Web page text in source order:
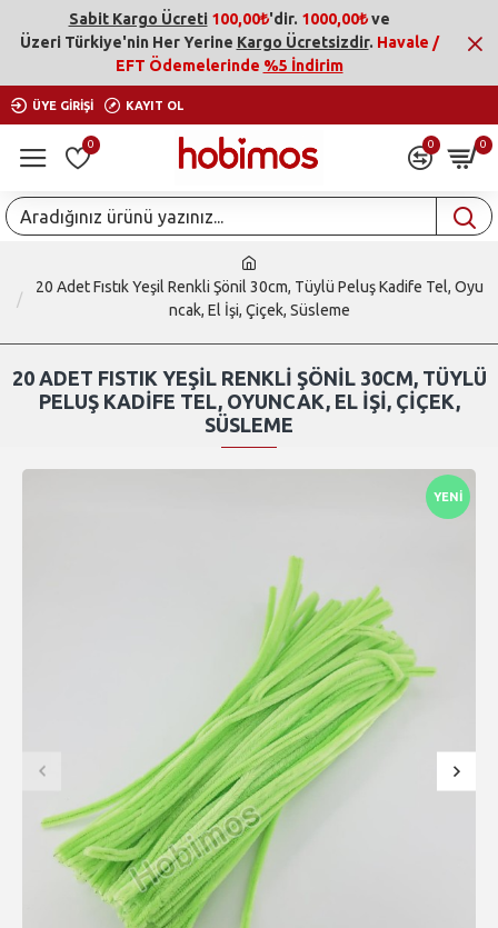
Sabit Kargo Ücreti 100,00₺'dir. 1000,00₺ve
Üzeri Türkiye'nin Her Yerine Kargo Ücretsizdir. Havale /
EFT Ödemelerinde %5 İndirim
ÜYE GIRIŞI KAYIT OL
0 0 0
20 Adet Fıstık Yeşil Renkli Şönil 30cm, Tüylü Peluş Kadife Tel, Oyu
ncak, El İşi, Çiçek, Süsleme
20 ADET FISTIK YEŞIL RENKLI ŞÖNIL 30CM, TÜYLÜ
PELUŞ KADIFE TEL, OYUNCAK, EL İŞI, ÇIÇEK,
SÜSLEME
YENI